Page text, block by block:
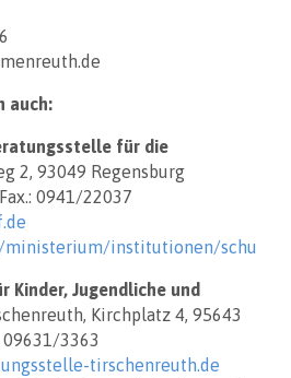
auch:
für die
2, 93049 Regensburg
0941/22037
ministerium/institutionen/
Kinder, Jugendliche und
Kirchplatz 4, 95643
3363
tirschenreuth.de